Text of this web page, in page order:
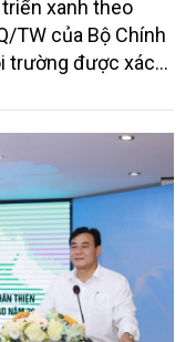
xanh theo
TW của Bộ Chính
trường được xác
cam kết bền vững
phát thải ròng